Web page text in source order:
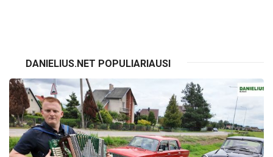
DANIELIUS.NET POPULIARIAUSI